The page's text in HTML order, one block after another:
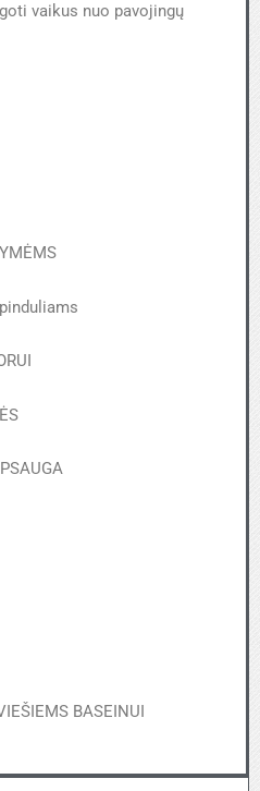
vaikus nuo pavojingų
BASEINUI